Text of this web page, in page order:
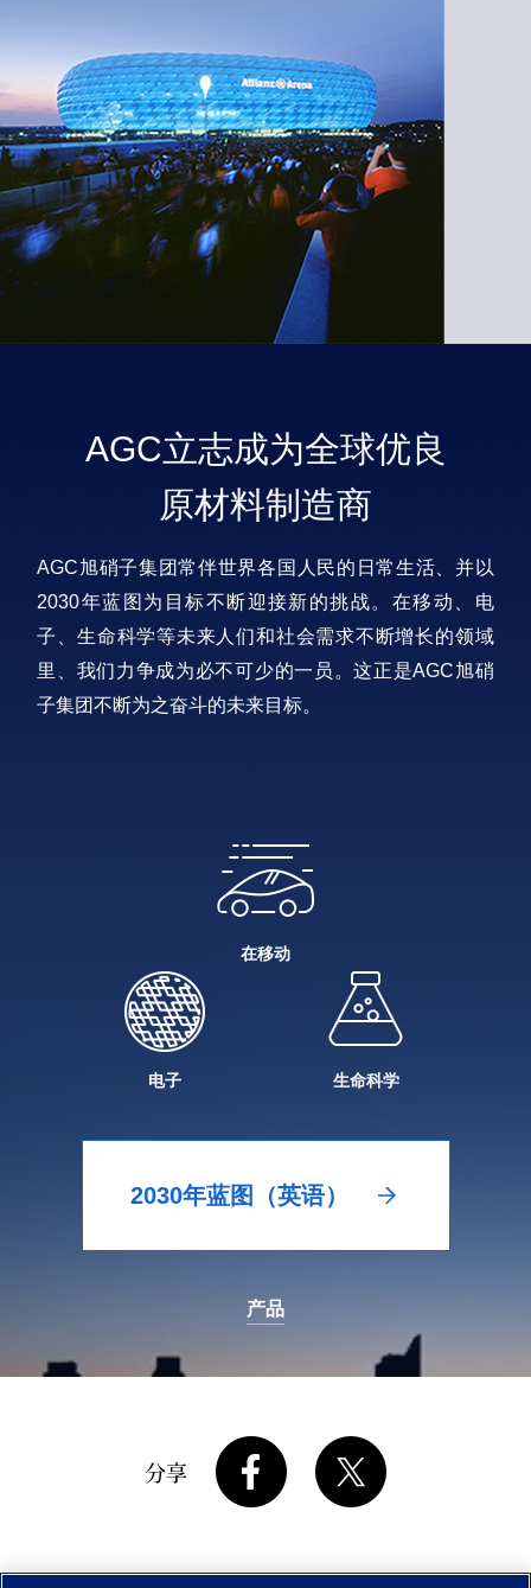
AGC立志成为全球优良
原材料制造商
AGC旭硝子集团常伴世界各国人民的日常生活、并以
2030年蓝图为目标不断迎接新的挑战。在移动、电
子、生命科学等未来人们和社会需求不断增长的领域
里、我们力争成为必不可少的一员。这正是AGC旭硝
子集团不断为之奋斗的未来目标。
在移动
电子 生命科学
2030年蓝图（英语）
产品
分享